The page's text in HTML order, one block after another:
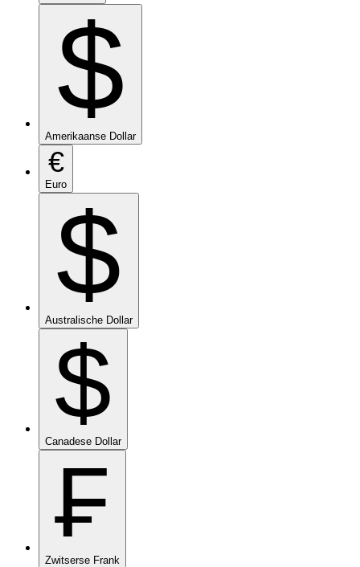
$
Amerikaanse Dollar
€
Euro
$
Australische Dollar
$
Canadese Dollar
₣
Zwitserse Frank